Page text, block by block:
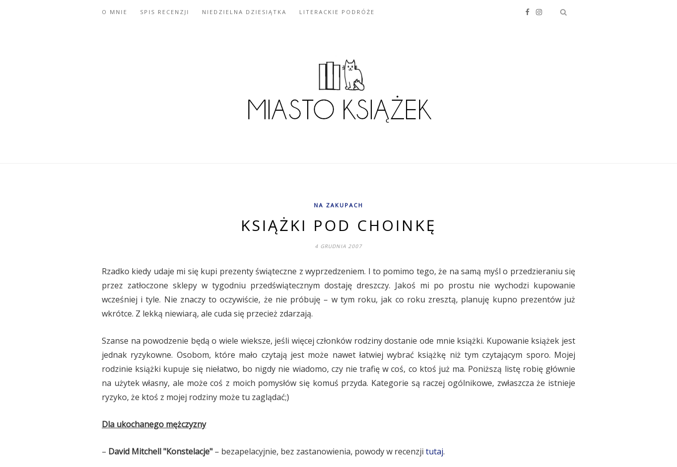
O MNIE SPIS RECENZJI NIEDZIELNA DZIESIĄTKA LITERACKIE PODRÓŻE
NA ZAKUPACH
KSIĄŻKI POD CHOINKĘ
4 GRUDNIA 2007
Rzadko kiedy udaje mi się kupi prezenty świąteczne z wyprzedzeniem. I to pomimo tego, że na samą myśl o przedzieraniu się
przez zatłoczone sklepy w tygodniu przedświątecznym dostaję dreszczy. Jakoś mi po prostu nie wychodzi kupowanie
wcześniej i tyle. Nie znaczy to oczywiście, że nie próbuję – w tym roku, jak co roku zresztą, planuję kupno prezentów już
wkrótce. Z lekką niewiarą, ale cuda się przecież zdarzają.
Szanse na powodzenie będą o wiele wieksze, jeśli więcej członków rodziny dostanie ode mnie książki. Kupowanie książek jest
jednak ryzykowne. Osobom, które mało czytają jest może nawet łatwiej wybrać książkę niż tym czytającym sporo. Mojej
rodzinie książki kupuje się niełatwo, bo nigdy nie wiadomo, czy nie trafię w coś, co ktoś już ma. Poniższą listę robię głównie
na użytek własny, ale może coś z moich pomysłów się komuś przyda. Kategorie są raczej ogólnikowe, zwłaszcza że istnieje
ryzyko, że ktoś z mojej rodziny może tu zaglądać;)
Dla ukochanego mężczyzny
– David Mitchell "Konstelacje" – bezapelacyjnie, bez zastanowienia, powody w recenzji tutaj.